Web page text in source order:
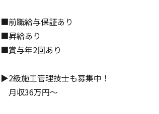
■前職給与保証あり
■昇給あり
■賞与年2回あり
▶2級施工管理技士も募集中！
月収36万円〜